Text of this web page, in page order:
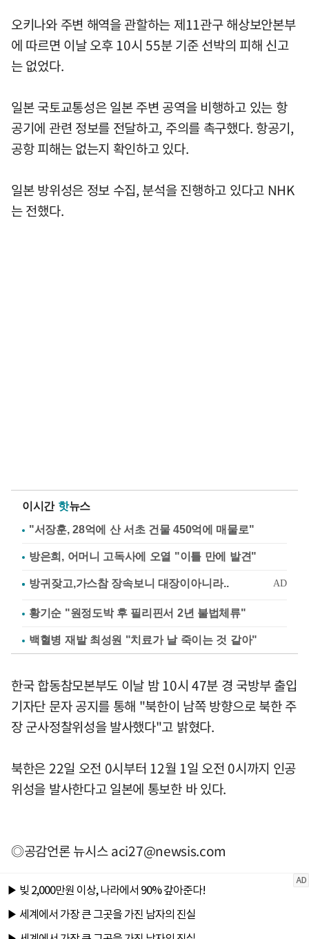
오키나와 주변 해역을 관할하는 제11관구 해상보안본부
에 따르면 이날 오후 10시 55분 기준 선박의 피해 신고
는 없었다.
일본 국토교통성은 일본 주변 공역을 비행하고 있는 항
공기에 관련 정보를 전달하고, 주의를 촉구했다. 항공기,
공항 피해는 없는지 확인하고 있다.
일본 방위성은 정보 수집, 분석을 진행하고 있다고 NHK
는 전했다.
이시간 핫뉴스
"서장훈, 28억에 산 서초 건물 450억에 매물로"
방은희, 어머니 고독사에 오열 "이틀 만에 발견"
황기순 "원정도박 후 필리핀서 2년 불법체류"
백혈병 재발 최성원 "치료가 날 죽이는 것 같아"
한국 합동참모본부도 이날 밤 10시 47분 경 국방부 출입
기자단 문자 공지를 통해 "북한이 남쪽 방향으로 북한 주
장 군사정찰위성을 발사했다"고 밝혔다.
북한은 22일 오전 0시부터 12월 1일 오전 0시까지 인공
위성을 발사한다고 일본에 통보한 바 있다.
◎공감언론 뉴시스aci27@newsis.com